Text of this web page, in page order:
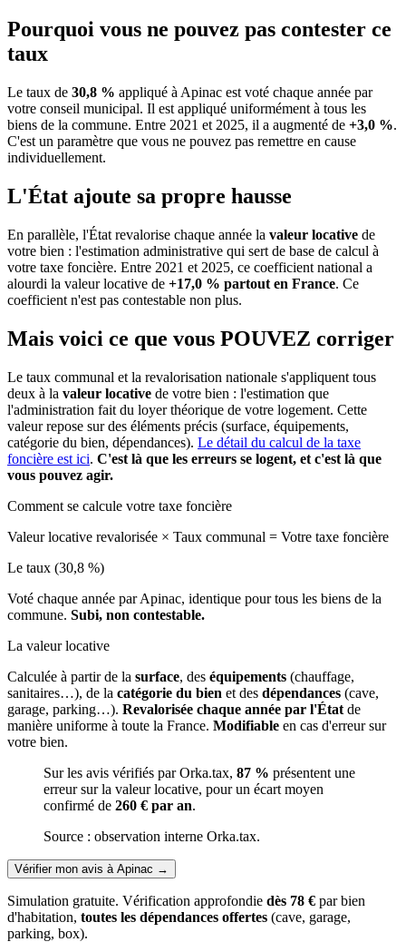
Pourquoi vous ne pouvez pas contester ce
taux
Le taux de 30,8 % appliqué à Apinac est voté chaque année par
votre conseil municipal. Il est appliqué uniformément à tous les
biens de la commune. Entre 2021 et 2025, il a augmenté de +3,0 %.
C'est un paramètre que vous ne pouvez pas remettre en cause
individuellement.
L'État ajoute sa propre hausse
En parallèle, l'État revalorise chaque année la valeur locative de
votre bien : l'estimation administrative qui sert de base de calcul à
votre taxe foncière. Entre 2021 et 2025, ce coefficient national a
alourdi la valeur locative de +17,0 % partout en France. Ce
coefficient n'est pas contestable non plus.
Mais voici ce que vous POUVEZ corriger
Le taux communal et la revalorisation nationale s'appliquent tous
deux à la valeur locative de votre bien : l'estimation que
l'administration fait du loyer théorique de votre logement. Cette
valeur repose sur des éléments précis (surface, équipements,
catégorie du bien, dépendances). Le détail du calcul de la taxe
foncière est ici. C'est là que les erreurs se logent, et c'est là que
vous pouvez agir.
Comment se calcule votre taxe foncière
Valeur locative revalorisée × Taux communal = Votre taxe foncière
Le taux (30,8 %)
Voté chaque année par Apinac, identique pour tous les biens de la
commune. Subi, non contestable.
La valeur locative
Calculée à partir de la surface, des équipements (chauffage,
sanitaires…), de la catégorie du bien et des dépendances (cave,
garage, parking…). Revalorisée chaque année par l'État de
manière uniforme à toute la France. Modifiable en cas d'erreur sur
votre bien.
Sur les avis vérifiés par Orka.tax, 87 % présentent une
erreur sur la valeur locative, pour un écart moyen
confirmé de 260 € par an.
Source : observation interne Orka.tax.
Vérifier mon avis à Apinac →
Simulation gratuite. Vérification approfondie dès 78 € par bien
d'habitation, toutes les dépendances offertes (cave, garage,
parking, box).